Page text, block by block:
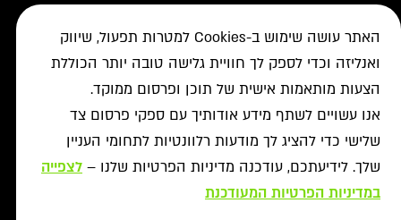
פתרונות לעסקים
רשת ON לטעינת רכבים חשמליים
ניהול צי רכב חשמלי
נדל"ן מסחרי לרשת הטעינה
רשויות ומכרזים
פתרונות ניהול אנרגיה
פתרונות טעינה לאוטובוסים
יעוץ
פתרונות אגירת אנרגיה
אודות +
תקנון מבצעי נובמבר
אודותינו
צור קשר
תנאי שימוש
מדיניות פרטיות
ביטול עסקה
האתר עושה שימוש ב-Cookies למטרות תפעול, שיווק
ואנליזה וכדי לספק לך חוויית גלישה טובה יותר הכוללת
הצעות מותאמות אישית של תוכן ופרסום ממוקד.
אנו עשויים לשתף מידע אודותיך עם ספקי פרסום צד
שלישי כדי להציג לך מודעות רלוונטיות לתחומי העניין
שלך. לידיעתכם, עודכנה מדיניות הפרטיות שלנו – לצפייה
במדיניות הפרטיות המעודכנת